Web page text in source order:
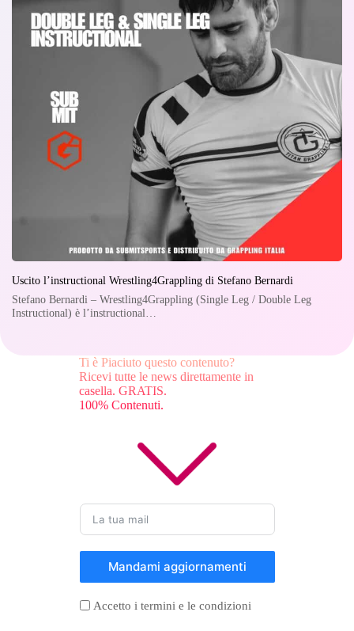
Uscito l’instructional Wrestling4Grappling di Stefano Bernardi
Stefano Bernardi – Wrestling4Grappling (Single Leg / Double Leg
Instructional) è l’instructional…
Ti è Piaciuto questo contenuto?
Ricevi tutte le news direttamente in
casella. GRATIS.
100% Contenuti.
Mandami aggiornamenti
Accetto i termini e le condizioni